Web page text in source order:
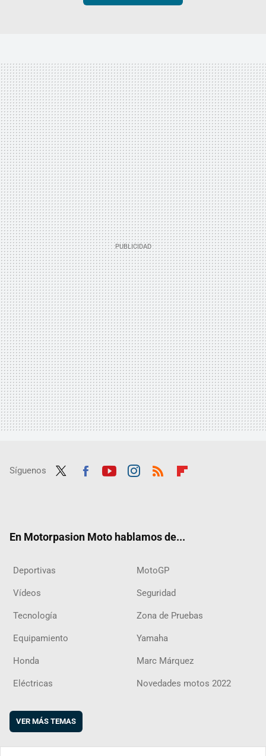
Síguenos
En Motorpasion Moto hablamos de...
Deportivas MotoGP
Vídeos Seguridad
Tecnología Zona de Pruebas
Equipamiento Yamaha
Honda Marc Márquez
Eléctricas Novedades motos 2022
VER MÁS TEMAS